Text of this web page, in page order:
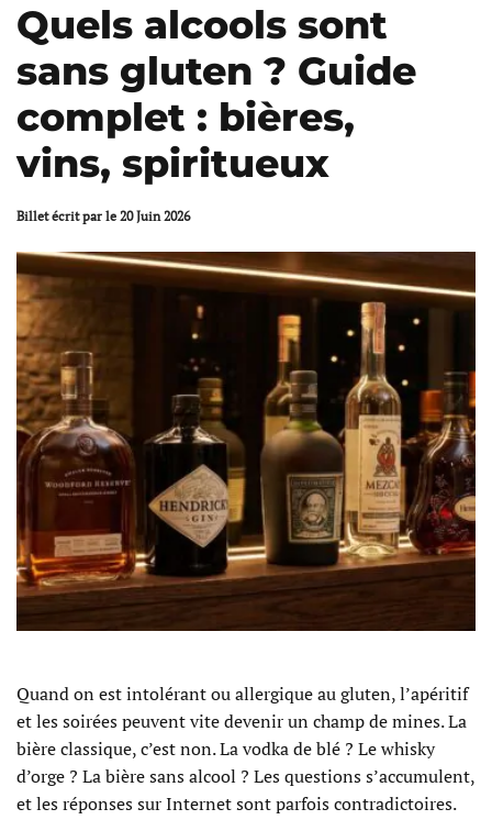
Quels alcools sont
sans gluten ? Guide
complet : bières,
vins, spiritueux
Billet écrit par le 20 Juin 2026
Quand on est intolérant ou allergique au gluten, l’apéritif
et les soirées peuvent vite devenir un champ de mines. La
bière classique, c’est non. La vodka de blé ? Le whisky
d’orge ? La bière sans alcool ? Les questions s’accumulent,
et les réponses sur Internet sont parfois contradictoires.